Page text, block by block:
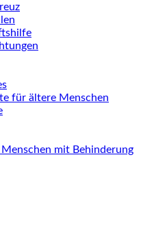
für ältere Menschen
mit Behinderung